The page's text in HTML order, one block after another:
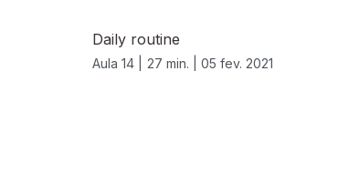
Daily routine
Aula 14 | 27 min. | 05 fev. 2021